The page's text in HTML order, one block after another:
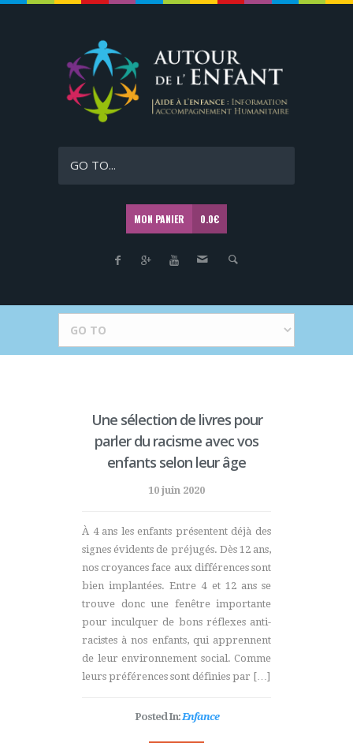
GO TO...
MON PANIER 0.0€
Une sélection de livres pour
parler du racisme avec vos
enfants selon leur âge
10 juin 2020
À 4 ans les enfants présentent déjà des
signes évidents de préjugés. Dès 12 ans,
nos croyances face aux différences sont
bien implantées. Entre 4 et 12 ans se
trouve donc une fenêtre importante
pour inculquer de bons réflexes anti-
racistes à nos enfants, qui apprennent
de leur environnement social. Comme
leurs préférences sont définies par […]
Posted In:Enfance